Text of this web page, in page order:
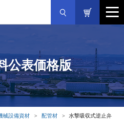
公表価格版
械設備資材 配管材 水撃吸収式逆止弁